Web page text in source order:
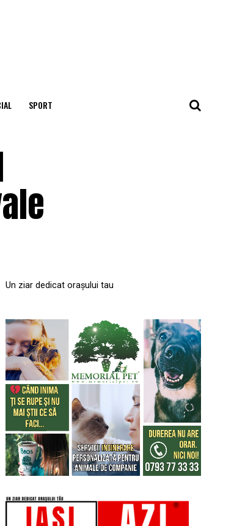
SPORT
Un ziar dedicat orașului tau